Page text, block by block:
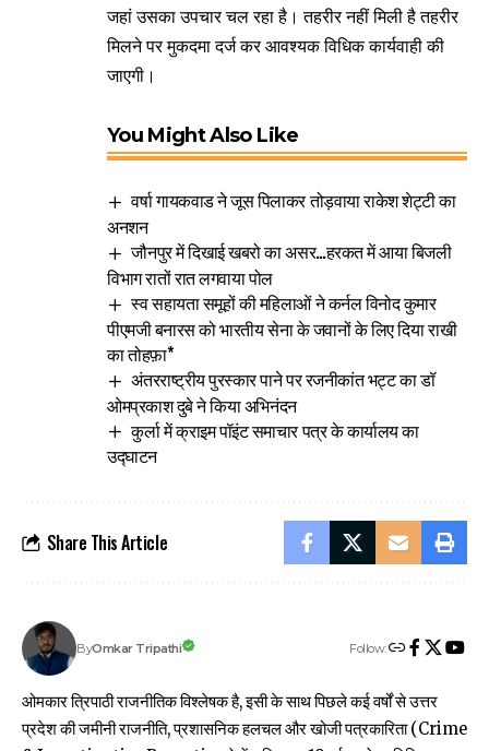
जहां उसका उपचार चल रहा है। तहरीर नहीं मिली है तहरीर
मिलने पर मुकदमा दर्ज कर आवश्यक विधिक कार्यवाही की
जाएगी।
You Might Also Like
वर्षा गायकवाड ने जूस पिलाकर तोड़वाया राकेश शेट्टी का
अनशन
जौनपुर में दिखाई खबरो का असर…हरकत में आया बिजली
विभाग रातों रात लगवाया पोल
स्व सहायता समूहों की महिलाओं ने कर्नल विनोद कुमार
पीएमजी बनारस को भारतीय सेना के जवानों के लिए दिया राखी
का तोहफ़ा*
अंतरराष्ट्रीय पुरस्कार पाने पर रजनीकांत भट्ट का डॉ
ओमप्रकाश दुबे ने किया अभिनंदन
कुर्ला में क्राइम पॉइंट समाचार पत्र के कार्यालय का
उद्घाटन
Share This Article
ByOmkar Tripathi Follow:
ओमकार त्रिपाठी राजनीतिक विश्लेषक है, इसी के साथ पिछले कई वर्षों से उत्तर
प्रदेश की जमीनी राजनीति, प्रशासनिक हलचल और खोजी पत्रकारिता (Crime